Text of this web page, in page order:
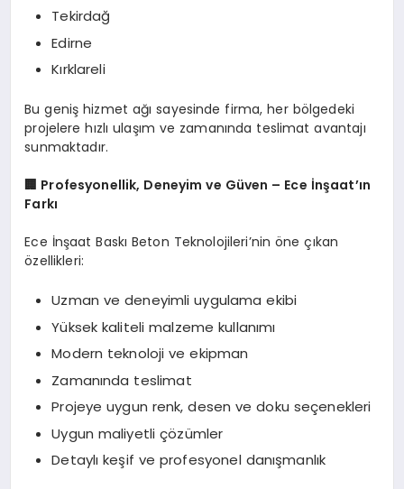
Tekirdağ
Edirne
Kırklareli
Bu geniş hizmet ağı sayesinde firma, her bölgedeki
projelere hızlı ulaşım ve zamanında teslimat avantajı
sunmaktadır.
🏢 Profesyonellik, Deneyim ve Güven – Ece İnşaat’ın
Farkı
Ece İnşaat Baskı Beton Teknolojileri’nin öne çıkan
özellikleri:
Uzman ve deneyimli uygulama ekibi
Yüksek kaliteli malzeme kullanımı
Modern teknoloji ve ekipman
Zamanında teslimat
Projeye uygun renk, desen ve doku seçenekleri
Uygun maliyetli çözümler
Detaylı keşif ve profesyonel danışmanlık